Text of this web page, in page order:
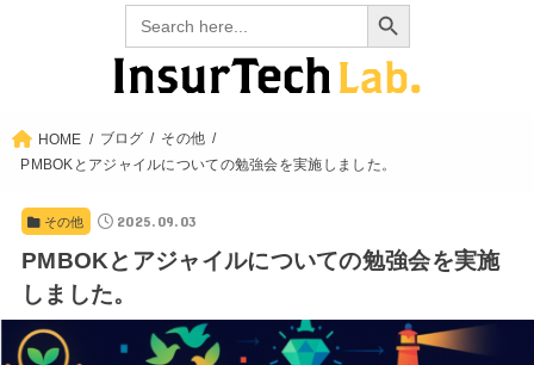
Search
for:
HOME ブログ
その他
PMBOKとアジャイルについての勉強会を実施しました。
その他 2025.09.03
PMBOKとアジャイルについての勉強会を実施
しました。